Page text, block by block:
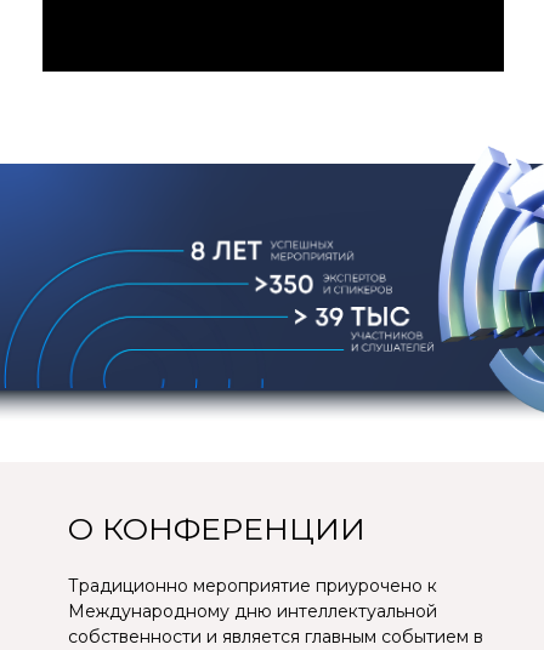
Международному дню интеллектуальной
собственности и является главным событием в
России, определяющим тренды в сфере
интеллектуальной собственности. Участвуют
представители госсектора, науки и бизнеса,
институтов развития,деловых сообществ.
В 2026 году Конференция состоялась в
восьмой раз. Мероприятие было организовано
в партнерстве с Департаментом
партнёром — Информационное агентство
России ТАСС.